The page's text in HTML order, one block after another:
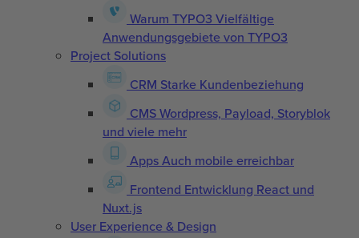
Warum TYPO3 Vielfältige
Anwendungsgebiete von TYPO3
Project Solutions
CRM Starke Kundenbeziehung
CMSWordpress, Payload, Storyblok
und viele mehr
AppsAuch mobile erreichbar
Frontend Entwicklung React und
Nuxt.js
User Experience & Design